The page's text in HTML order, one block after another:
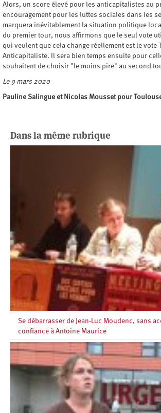
Alors, un score élevé pour les anticapitalistes au
encouragement pour les luttes sociales dans les
marquera inévitablement la situation politique
du premier tour, nous affirmons que le seul vote
qui veulent que cela change réellement est le vote
Anticapitaliste. Il sera bien temps ensuite pour
souhaitent de choisir "le moins pire" au second
Le 9 mars 2020
Pauline Salingue et Nicolas Mousset pour
Dans la même rubrique
Se débarrasser de Jean-Luc Moudenc, sans
confiance à Antoine Maurice